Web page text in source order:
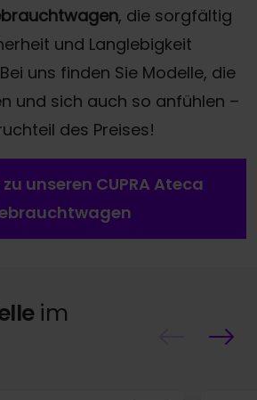
, die sorgfältig
und Langlebigkeit
uns finden Sie Modelle, die
und sich auch so anfühlen –
des Preises!
unseren CUPRA Ateca
im